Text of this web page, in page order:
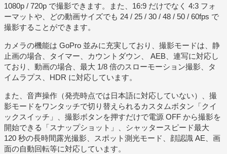
1080p / 720p で撮影できます。また、16:9 だけでなく 4:3 フォ
ーマットや、どの動画サイズでも 24 / 25 / 30 / 48 / 50 / 60fps で
撮影することができます。
カメラの機能は GoPro 並みに充実しており、撮影モードは、静
止画の場合、タイマー、カウントダウン、 AEB、連写に対応し
ており、動画の場合、最大 1/8 倍のスローモーション撮影、タ
イムラプス、HDR に対応しています。
また、音声操作（発売時点では日本語に対応していない）、撮
影モードをワンタッチで切り替えられるカスタムボタン「クイ
ックスイッチ」、撮影ボタンを押すだけで電源 OFF から撮影を
開始できる「スナップショット」、シャッタースピード最大
120 秒の長時間露光撮影、スポット測光モード、顔認識 AE、画
面の自動回転等に対応しています。